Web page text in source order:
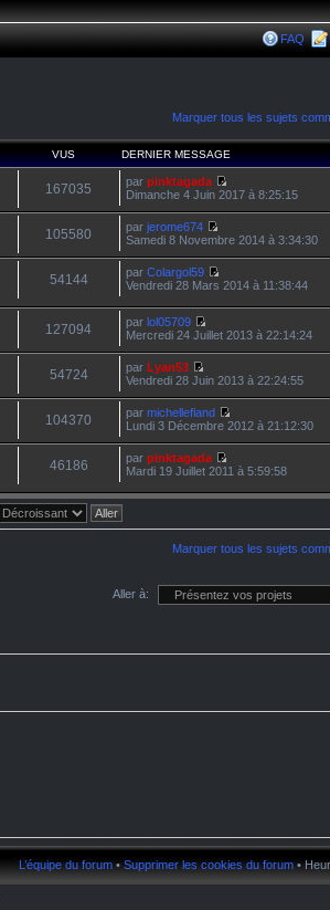
FAQ
Marquer tous les sujets
VUS DERNIER MESSAGE
167035 parpinktagada
Dimanche 4 Juin 2017 à 8:25:15
105580 parjerome674
Samedi 8 Novembre 2014 à 3:34:30
54144 parColargol59
Vendredi 28 Mars 2014 à 11:38:44
127094 parlol05709
Mercredi 24 Juillet 2013 à 22:14:24
54724 parLyan53
Vendredi 28 Juin 2013 à 22:24:55
104370 parmichellefland
Lundi 3 Décembre 2012 à 21:12:30
46186 parpinktagada
Mardi 19 Juillet 2011 à 5:59:58
Marquer tous les sujets
Aller à:
L’équipe du forum •Supprimer les cookies du forum •